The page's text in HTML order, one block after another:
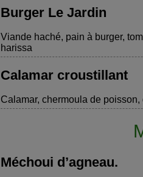
Burger Le Jardin
Viande haché, pain à burger,
harissa
Calamar croustillant
Calamar, chermoula de poisson,
Méchoui d’agneau.